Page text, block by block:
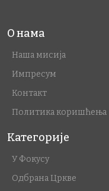
О нама
Наша мисија
Импресум
Контакт
Политика коришћења
Категорије
У Фокусу
Одбрана Цркве